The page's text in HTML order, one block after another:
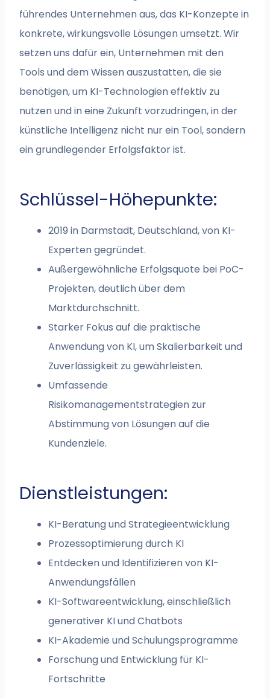
führendes Unternehmen aus, das KI-Konzepte in
konkrete, wirkungsvolle Lösungen umsetzt. Wir
setzen uns dafür ein, Unternehmen mit den
Tools und dem Wissen auszustatten, die sie
benötigen, um KI-Technologien effektiv zu
nutzen und in eine Zukunft vorzudringen, in der
künstliche Intelligenz nicht nur ein Tool, sondern
ein grundlegender Erfolgsfaktor ist.
Schlüssel-Höhepunkte:
2019 in Darmstadt, Deutschland, von KI-
Experten gegründet.
Außergewöhnliche Erfolgsquote bei PoC-
Projekten, deutlich über dem
Marktdurchschnitt.
Starker Fokus auf die praktische
Anwendung von KI, um Skalierbarkeit und
Zuverlässigkeit zu gewährleisten.
Umfassende
Risikomanagementstrategien zur
Abstimmung von Lösungen auf die
Kundenziele.
Dienstleistungen:
KI-Beratung und Strategieentwicklung
Prozessoptimierung durch KI
Entdecken und Identifizieren von KI-
Anwendungsfällen
KI-Softwareentwicklung, einschließlich
generativer KI und Chatbots
KI-Akademie und Schulungsprogramme
Forschung und Entwicklung für KI-
Fortschritte